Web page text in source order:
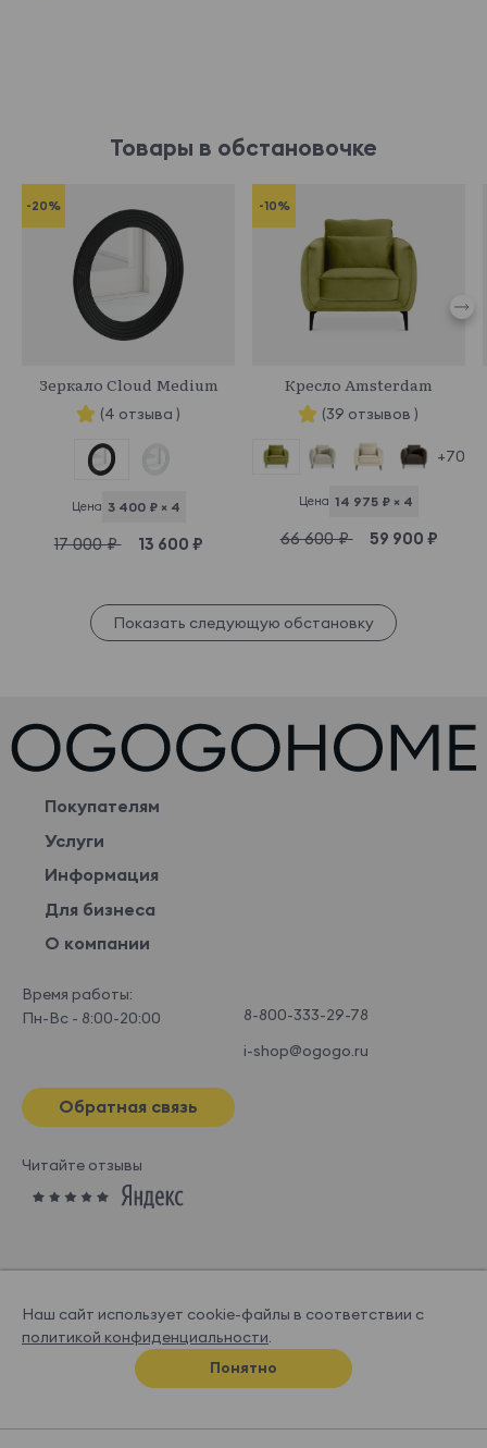
Товары в обстановочке
-20%
Зеркало Cloud Medium
(4 отзыва )
Цена 3 400 ₽ × 4
17 000 ₽ 13 600 ₽
-10%
Кресло Amsterdam
(39 отзывов )
+70
Цена 14 975 ₽ × 4
66 600 ₽ 59 900 ₽
Показать следующую обстановку
Покупателям
Услуги
Информация
Для бизнеса
О компании
Время работы:
Пн-Вс - 8:00-20:00
8-800-333-29-78
i-shop@ogogo.ru
Обратная связь
Читайте отзывы
© OGOGOHOME, 2026
Спроектировано и нарисовано вСупрематике
Наш сайт использует cookie-файлы в соответствии с
политикой конфиденциальности.
Понятно